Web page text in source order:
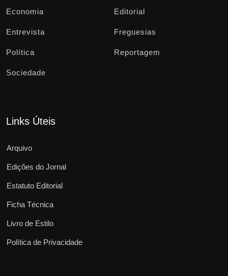
Economia Editorial
Entrevista Freguesias
Política Reportagem
Sociedade
Links Úteis
Arquivo
Edições do Jornal
Estatuto Editorial
Ficha Técnica
Livro de Estilo
Política de Privacidade